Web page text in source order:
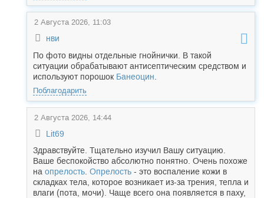
2 Августа 2026, 11:03
нви
По фото видны отдельные гнойнички. В такой
ситуации обрабатывают антисептическим средством и
используют порошок Банеоцин
Поблагодарить
2 Августа 2026, 14:44
Lit69
Здравствуйте. Тщательно изучил Вашу ситуацию.
Ваше беспокойство абсолютно понятно. Очень похоже
на опрелость Опрелость - это воспаление кожи в
складках тела, которое возникает из-за трения, тепла и
влаги (пота, мочи). Чаще всего она появляется в паху,